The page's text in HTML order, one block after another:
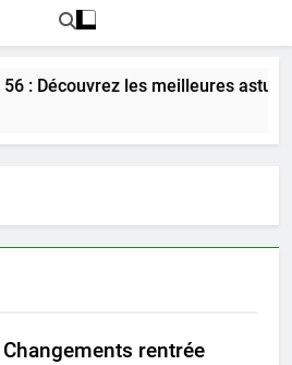
: Découvrez les meilleures
Changements rentrée